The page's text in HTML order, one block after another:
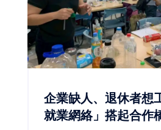
企業缺人、退休者想工作
就業網絡」搭起合作